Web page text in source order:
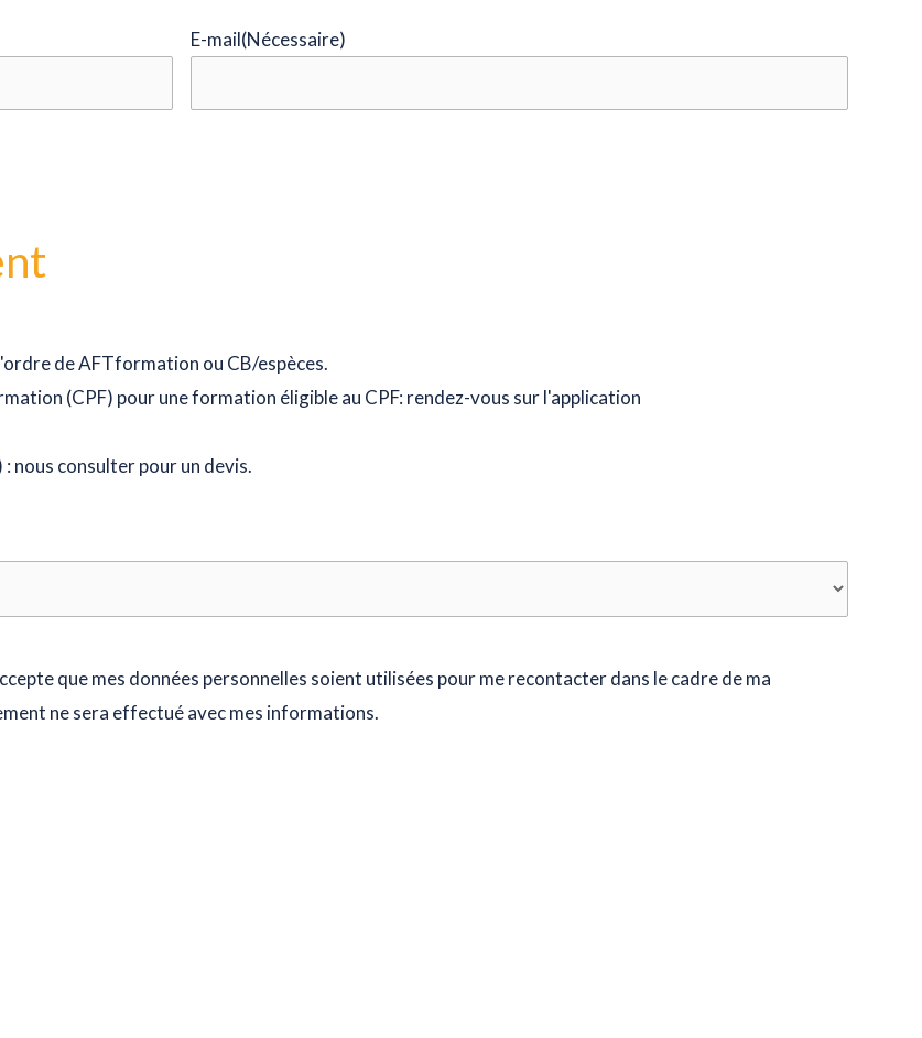
E-mail(Nécessaire)
de AFTformation ou CB/espèces.
(CPF) pour une formation éligible au CPF: rendez-vous sur l'application
nous consulter pour un devis.
que mes données personnelles soient utilisées pour me recontacter dans le cadre de ma
ne sera effectué avec mes informations.